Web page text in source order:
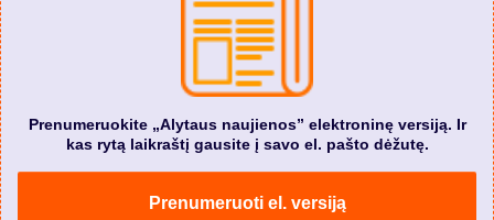
Prenumeruokite „Alytaus naujienos” elektroninę versiją. Ir
kas rytą laikraštį gausite į savo el. pašto dėžutę.
Prenumeruoti el. versiją